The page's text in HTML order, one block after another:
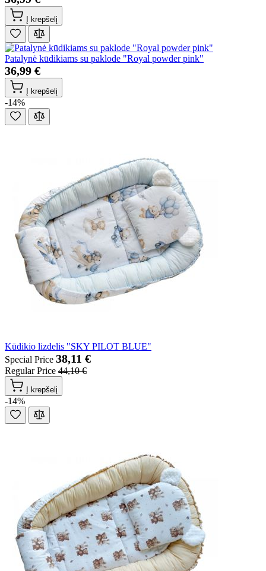
Į krepšelį
Patalynė kūdikiams su paklode "Royal powder pink"
36,99 €
Į krepšelį
-14%
Kūdikio lizdelis "SKY PILOT BLUE"
Special Price 38,11 €
Regular Price 44,10 €
Į krepšelį
-14%